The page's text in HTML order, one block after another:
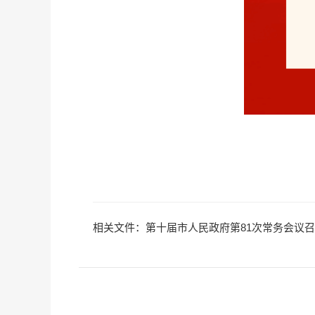
相关文件：第十届市人民政府第81次常务会议